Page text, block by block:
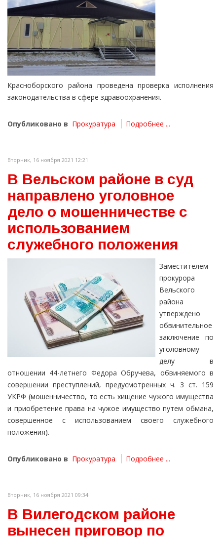
Красноборского района проведена проверка исполнения
законодательства в сфере здравоохранения.
Опубликовано в Прокуратура Подробнее ...
Вторник, 16 ноября 2021 12:21
В Вельском районе в суд
направлено уголовное
дело о мошенничестве с
использованием
служебного положения
Заместителем
прокурора
Вельского
района
утверждено
обвинительное
заключение по
уголовному
делу в
отношении 44-летнего Федора Обручева, обвиняемого в
совершении преступлений, предусмотренных ч. 3 ст. 159
УКРФ (мошенничество, то есть хищение чужого имущества
и приобретение права на чужое имущество путем обмана,
совершенное с использованием своего служебного
положения).
Опубликовано в Прокуратура Подробнее ...
Вторник, 16 ноября 2021 09:34
В Вилегодском районе
вынесен приговор по